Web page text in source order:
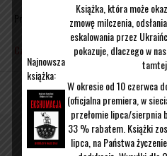
Przez Wojciech Sumliński|19/12/2014
Kontakt
Najnowsza
książka:
Książka, która może
zmowę milczenia,
eskalowania przez
pokazuje, dlaczego w
W okresie od 10 czerwca
(oficjalna premiera, w
przełomie lipca/sierpnia
33 % rabatem. Książki
lipca, na Państwa